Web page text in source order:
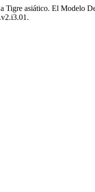
Tigre asiático. El Modelo